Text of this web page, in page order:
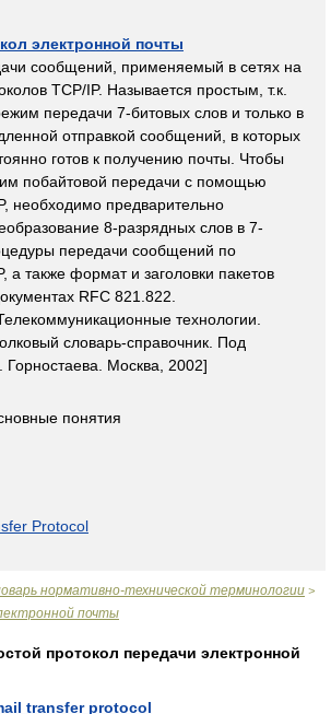
электронной почты
сообщений, применяемый в сетях на
TCP/IP. Называется простым, т.к.
передачи 7-битовых слов и только в
отправкой сообщений, в которых
готов к получению почты. Чтобы
побайтовой передачи с помощью
необходимо предварительно
8-разрядных слов в 7-
передачи сообщений по
а также формат и заголовки пакетов
RFC 821.822.
технологии.
словарь-справочник. Под
Москва, 2002]
понятия
Protocol
нормативно-технической терминологии >
почты
протокол передачи электронной
transfer protocol